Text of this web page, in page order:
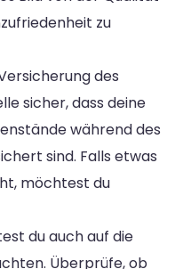
zu
des
sicher, dass deine
während des
sind. Falls etwas
möchtest du
du auch auf die
Überprüfe, ob